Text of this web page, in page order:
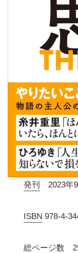
発刊 2023年9
ISBN 978-4-
総ページ数